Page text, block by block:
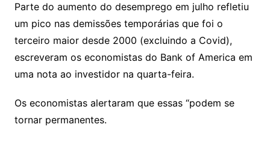
Parte do aumento do desemprego em julho refletiu
um pico nas demissões temporárias que foi o
terceiro maior desde 2000 (excluindo a Covid),
escreveram os economistas do Bank of America em
uma nota ao investidor na quarta-feira.
Os economistas alertaram que essas “podem se
tornar permanentes.